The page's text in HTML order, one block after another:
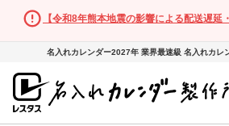
【令和8年熊本地震の影響による配送遅延
名入れカレンダー2027年 業界最速級 名入れカレ